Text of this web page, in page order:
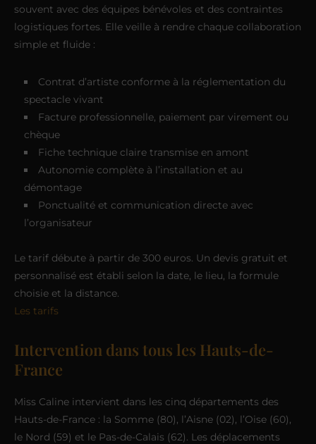
souvent avec des équipes bénévoles et des contraintes
logistiques fortes. Elle veille à rendre chaque collaboration
simple et fluide :
Contrat d’artiste conforme à la réglementation du
spectacle vivant
Facture professionnelle, paiement par virement ou
chèque
Fiche technique claire transmise en amont
Autonomie complète à l’installation et au
démontage
Ponctualité et communication directe avec
l’organisateur
Le tarif débute à partir de 300 euros. Un devis gratuit et
personnalisé est établi selon la date, le lieu, la formule
choisie et la distance.
Les tarifs
Intervention dans tous les Hauts-de-
France
Miss Caline intervient dans les cinq départements des
Hauts-de-France : la Somme (80), l’Aisne (02), l’Oise (60),
le Nord (59) et le Pas-de-Calais (62). Les déplacements